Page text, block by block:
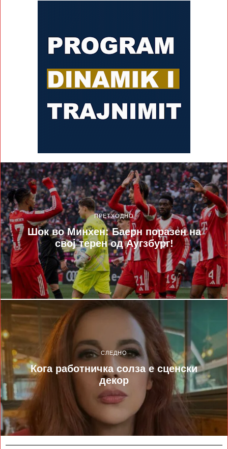
ПРЕТХОДНО
Шок во Минхен: Баерн поразен на
свој терен од Аугзбург!
СЛЕДНО
Кога работничка солза е сценски
декор